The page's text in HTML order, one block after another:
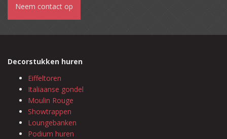
Neem contact op
Decorstukken huren
Eiffeltoren
Italiaanse gondel
Moulin Rouge
Showtrappen
Loungebanken
Podium huren